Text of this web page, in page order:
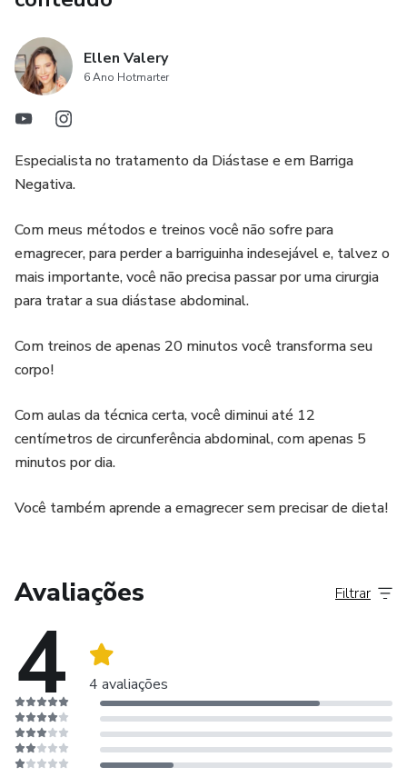
Ellen Valery
6 Ano Hotmarter
Especialista no tratamento da Diástase e em Barriga
Negativa.
Com meus métodos e treinos você não sofre para
emagrecer, para perder a barriguinha indesejável e, talvez o
mais importante, você não precisa passar por uma cirurgia
para tratar a sua diástase abdominal.
Com treinos de apenas 20 minutos você transforma seu
corpo!
Com aulas da técnica certa, você diminui até 12
centímetros de circunferência abdominal, com apenas 5
minutos por dia.
Você também aprende a emagrecer sem precisar de dieta!
Avaliações
4 4 avaliações
Filtrar